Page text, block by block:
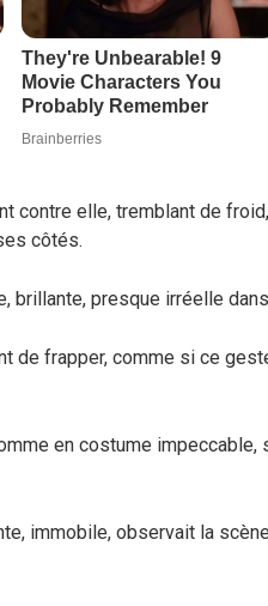
contre elle, tremblant de
côtés.
brillante, presque irréelle
de frapper, comme si ce
en costume
immobile, observait la